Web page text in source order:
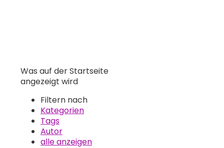
Was auf der Startseite
angezeigt wird
Filtern nach
Kategorien
Tags
Autor
alle anzeigen